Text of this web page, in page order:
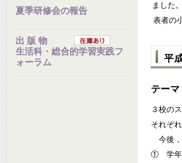
夏季研修会の報告
出 版 物
生活科・総合的学習実践フ
ォーラム
ました
表者の
平
テー
３校の
それぞ
今後，
① 学年